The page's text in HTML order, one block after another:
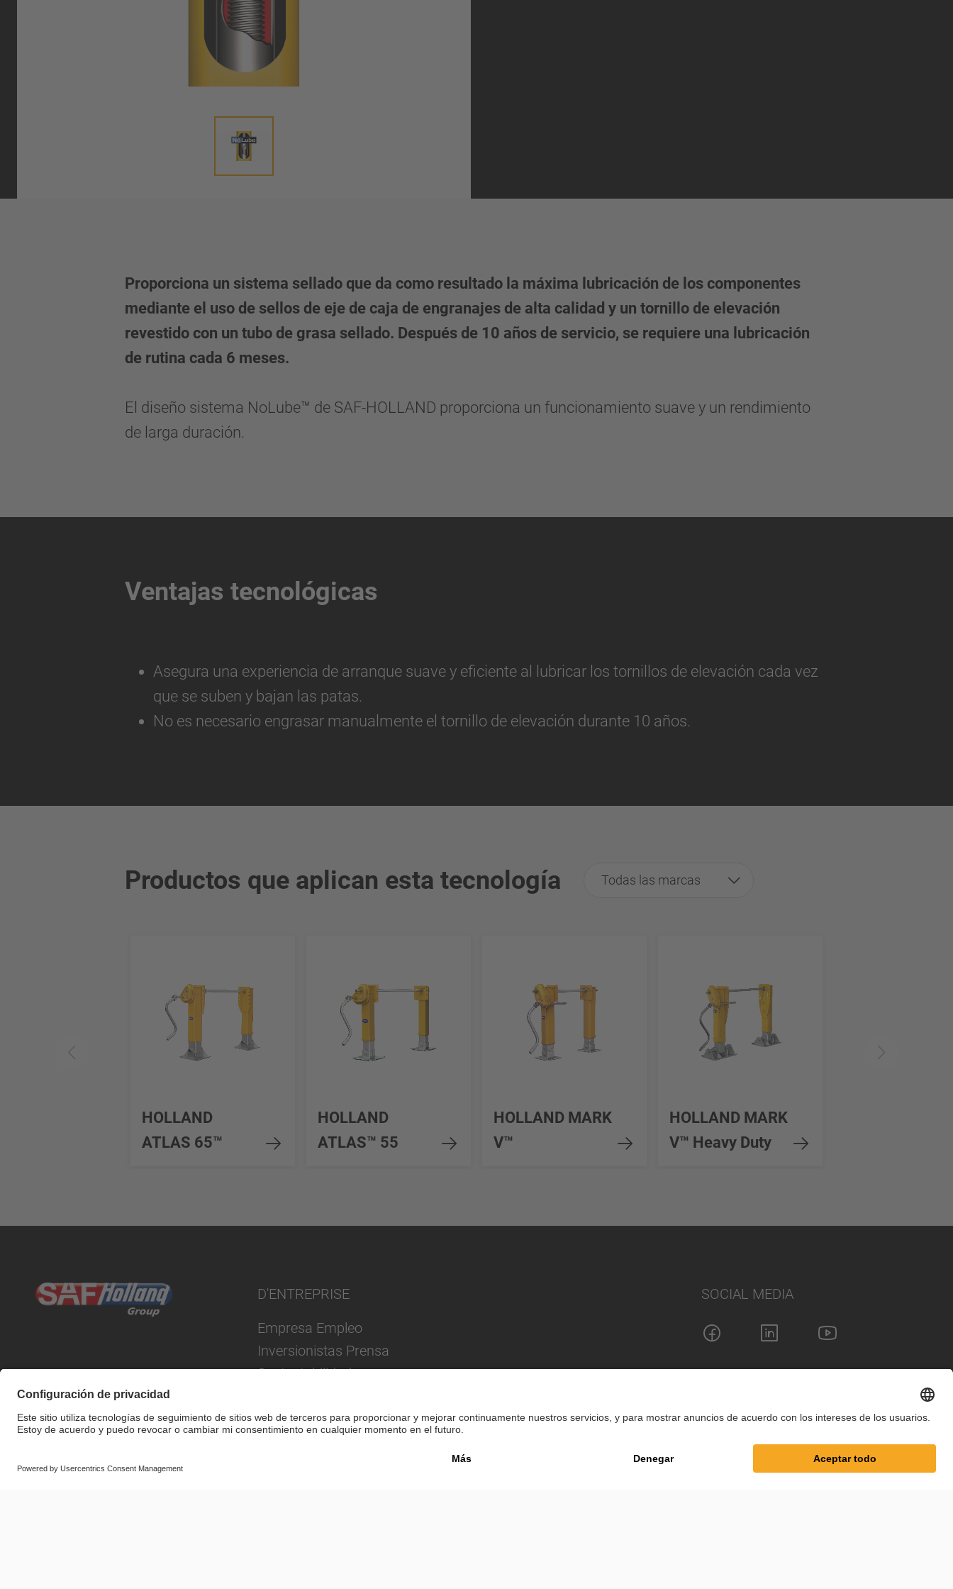
Proporciona un sistema sellado que da como resultado la máxima lubricación de los componentes
mediante el uso de sellos de eje de caja de engranajes de alta calidad y un tornillo de elevación
revestido con un tubo de grasa sellado. Después de 10 años de servicio, se requiere una lubricación
de rutina cada 6 meses.
El diseño sistema NoLube™ de SAF-HOLLAND proporciona un funcionamiento suave y un rendimiento
de larga duración.
Ventajas tecnológicas
Asegura una experiencia de arranque suave y eficiente al lubricar los tornillos de elevación cada vez
que se suben y bajan las patas.
No es necesario engrasar manualmente el tornillo de elevación durante 10 años.
Productos que aplican esta tecnología Todas las marcas
HOLLAND
ATLAS 65™
HOLLAND
ATLAS™ 55
HOLLAND MARK
V™
HOLLAND MARK
V™ Heavy Duty
D'ENTREPRISE
Empresa Empleo
Inversionistas Prensa
Sustentabilidad
SOCIAL MEDIA